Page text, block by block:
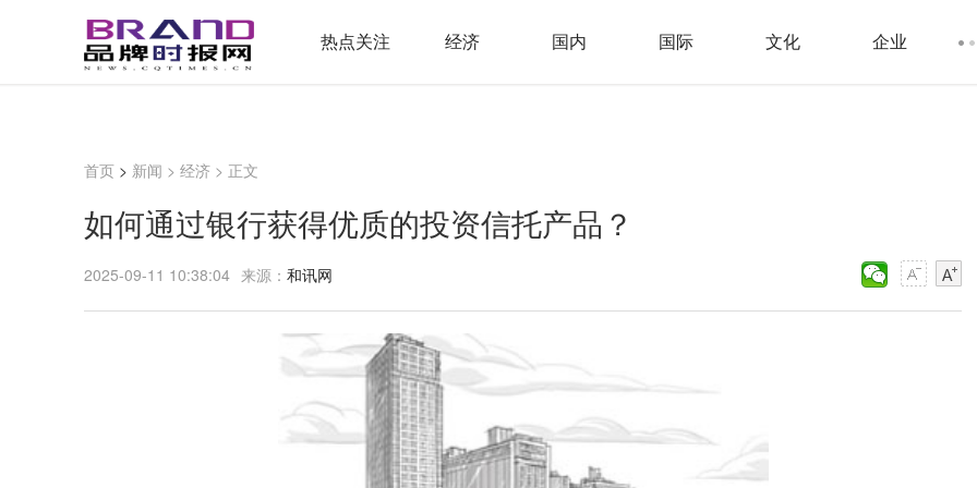
热点关注 经济 国内 国际 文化 企业
首页 > 新闻 > 经济 > 正文
如何通过银行获得优质的投资信托产品？
2025-09-11 10:38:04 来源： 和讯网